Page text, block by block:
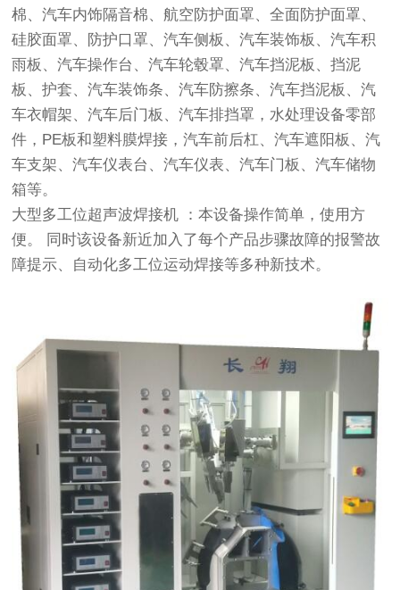
棉、汽车内饰隔音棉、航空防护面罩、全面防护面罩、
硅胶面罩、防护口罩、汽车侧板、汽车装饰板、汽车积
雨板、汽车操作台、汽车轮毂罩、汽车挡泥板、挡泥
板、护套、汽车装饰条、汽车防擦条、汽车挡泥板、汽
车衣帽架、汽车后门板、汽车排挡罩，水处理设备零部
件，PE板和塑料膜焊接，汽车前后杠、汽车遮阳板、汽
车支架、汽车仪表台、汽车仪表、汽车门板、汽车储物
箱等。
大型多工位超声波焊接机 ：本设备操作简单，使用方
便。 同时该设备新近加入了每个产品步骤故障的报警故
障提示、自动化多工位运动焊接等多种新技术。